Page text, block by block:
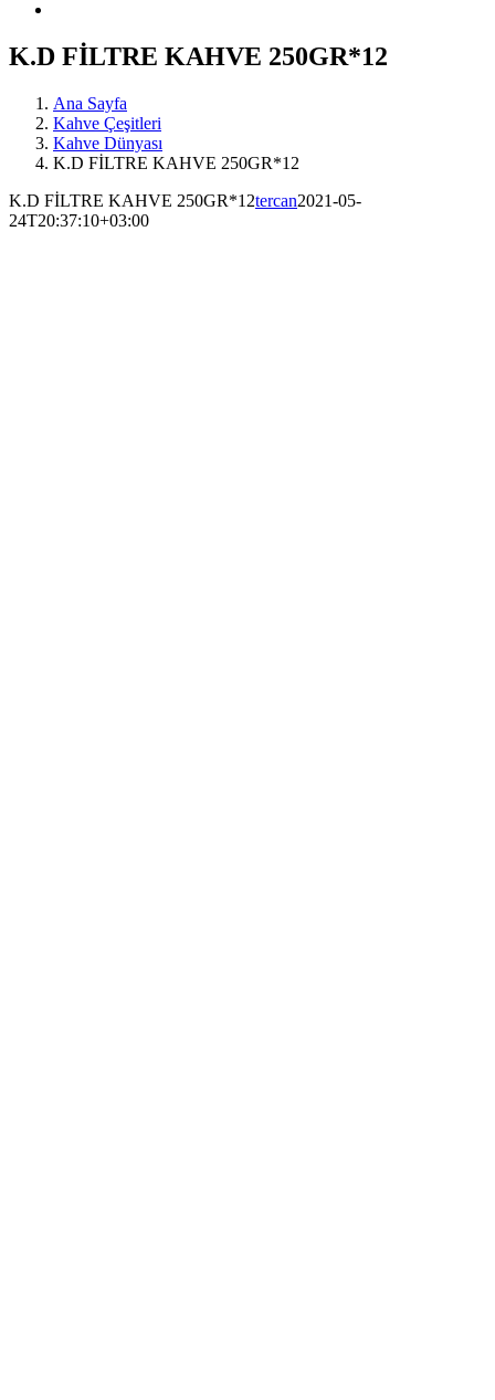
K.D FİLTRE KAHVE 250GR*12
Ana Sayfa
Kahve Çeşitleri
Kahve Dünyası
K.D FİLTRE KAHVE 250GR*12
K.D FİLTRE KAHVE 250GR*12tercan2021-05-
24T20:37:10+03:00